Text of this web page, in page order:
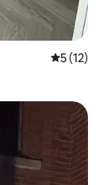
5 (12)